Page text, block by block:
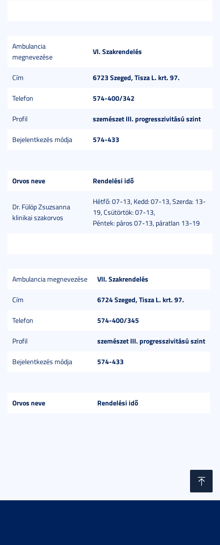
Ambulancia
megnevezése
VI. Szakrendelés
Cím 6723 Szeged, Tisza L. krt. 97.
Telefon 574-400/342
Profil szemészet III. progresszivitású szint
Bejelentkezés módja 574-433
Orvos neve Rendelési idő
Dr. Fülöp Zsuzsanna
klinikai szakorvos
Hétfő: 07-13, Kedd: 07-13, Szerda: 13-
19, Csütörtök: 07-13,
Péntek: páros 07-13, páratlan 13-19
Ambulancia megnevezése VII. Szakrendelés
Cím 6724 Szeged, Tisza L. krt. 97.
Telefon 574-400/345
Profil szemészet III. progresszivitású szint
Bejelentkezés módja 574-433
Orvos neve Rendelési idő